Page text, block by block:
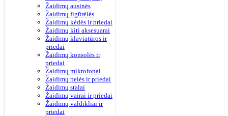
Žaidimų ausinės
Žaidimų figūrėlės
Žaidimų kėdės ir priedai
Žaidimų kiti aksesuarai
Žaidimų klaviatūros ir
priedai
Žaidimų konsolės ir
priedai
Žaidimų mikrofonai
Žaidimų pelės ir priedai
Žaidimų stalai
Žaidimų vairai ir priedai
Žaidimų valdikliai ir
priedai